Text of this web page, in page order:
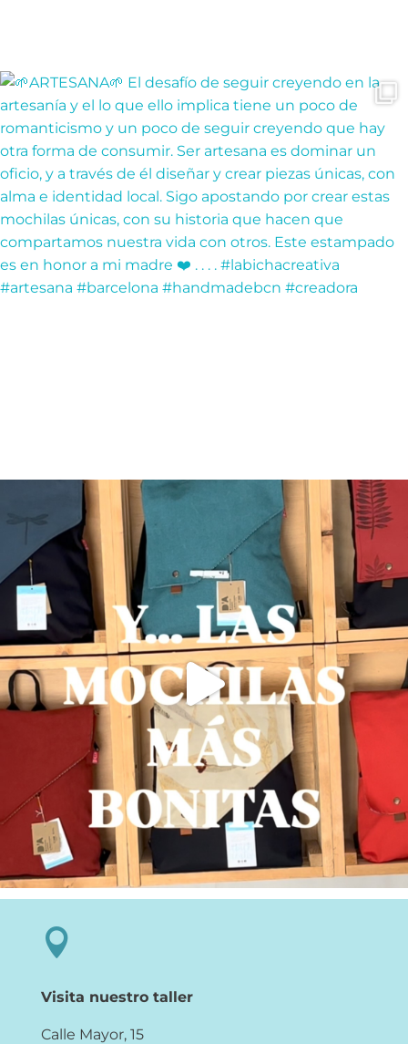

Visita nuestro taller
Calle Mayor, 15